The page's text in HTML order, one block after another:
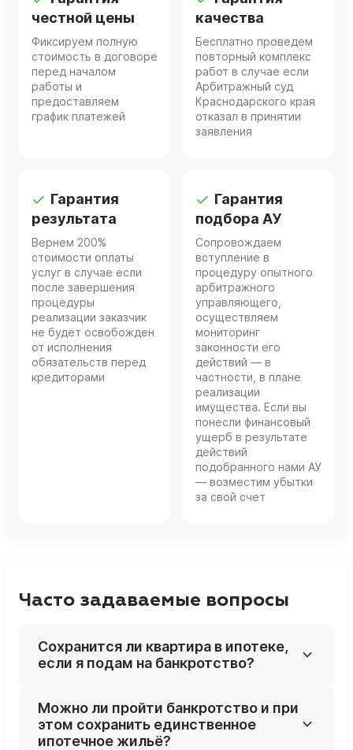
честной цены
Фиксируем полную
стоимость в договоре
перед началом
работы и
предоставляем
график платежей
качества
Бесплатно проведем
повторный комплекс
работ в случае если
Арбитражный суд
Краснодарского края
отказал в принятии
заявления
Гарантия
результата
Вернем 200%
стоимости оплаты
услуг в случае если
после завершения
процедуры
реализации заказчик
не будет освобожден
от исполнения
обязательств перед
кредиторами
Гарантия
подбора АУ
Сопровождаем
вступление в
процедуру опытного
арбитражного
управляющего,
осуществляем
мониторинг
законности его
действий — в
частности, в плане
реализации
имущества. Если вы
понесли финансовый
ущерб в результате
действий
подобранного нами АУ
— возместим убытки
за свой счет
Часто задаваемые вопросы
Сохранится ли квартира в ипотеке,
если я подам на банкротство?
жильём и по общему правилу включается в
конкурсную массу, то есть может быть
Можно ли пройти банкротство и при
этом сохранить единственное
ипотечное жильё?